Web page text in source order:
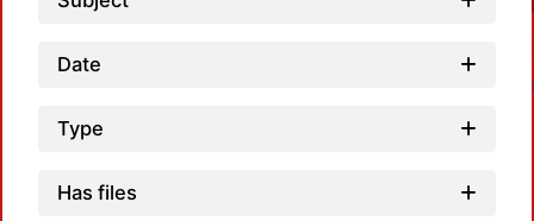
Date
Type
Has files